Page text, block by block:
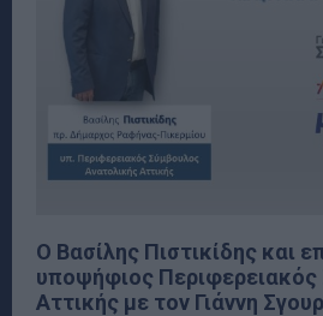
Ο Βασίλης Πιστικίδης και
υποψήφιος
Αττικής με τον Γιάννη